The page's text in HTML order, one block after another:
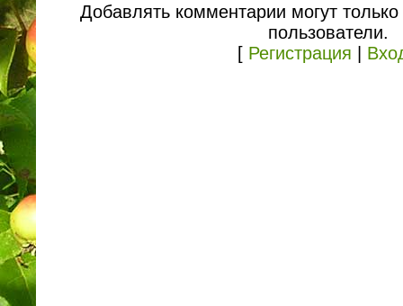
Добавлять комментарии могут
пользователи.
[ Регистрация